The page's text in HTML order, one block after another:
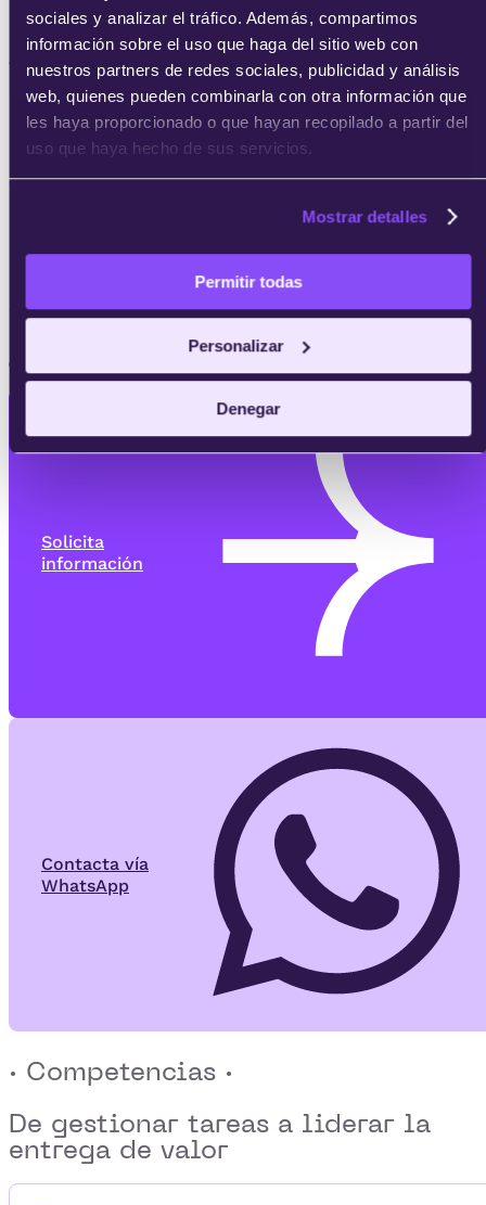
sociales y analizar el tráfico. Además, compartimos
información sobre el uso que haga del sitio web con
nuestros partners de redes sociales, publicidad y análisis
web, quienes pueden combinarla con otra información que
les haya proporcionado o que hayan recopilado a partir del
uso que haya hecho de sus servicios.
Mostrar detalles
Permitir todas
Personalizar
Denegar
Microsoft certified: Security Operations Analyst
Certificación Microsoft Azure Administrator (AZ-104)
Certificación Azure Fundamentals (AZ-900)
¿Buscas alguna de estas certificaciones?
Solicita
información
Contacta vía
WhatsApp
· Competencias ·
De gestionar tareas a liderar la
entrega de valor